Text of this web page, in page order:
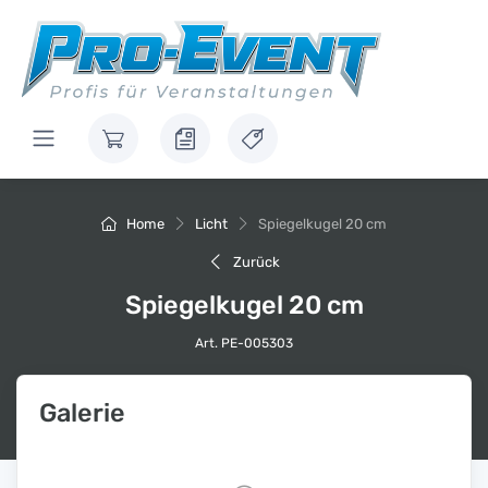
Home Licht Spiegelkugel 20 cm
Zurück
Spiegelkugel 20 cm
Art. PE-005303
Galerie